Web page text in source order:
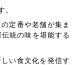
。
定番や老舗が集ま
統の味を堪能する
い食文化を発信す